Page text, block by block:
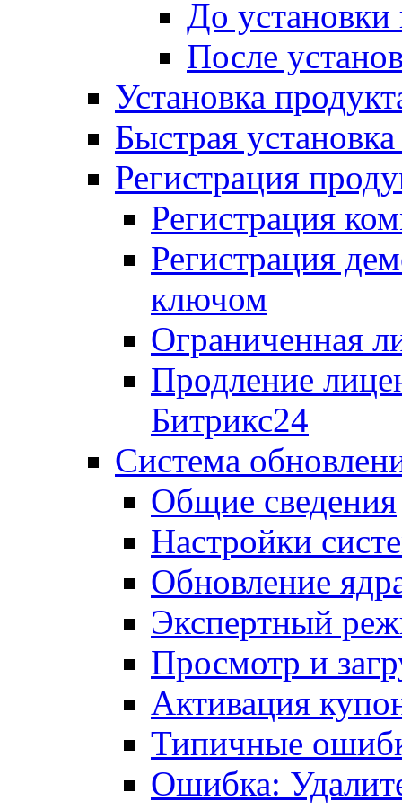
До установки
После
Установка
Быстрая
Регистрация
Регистрация
Регистрация
ключом
Ограниченная
Продление
Битрикс24
Система
Общие сведения
Настройки
Обновление
Экспертный
Просмотр и
Активация
Типичные
Ошибка: